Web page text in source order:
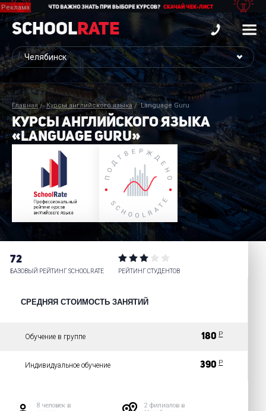
School Rate
Главная Курсы английского языка Language Guru
КУРСЫ АНГЛИЙСКОГО ЯЗЫКА
«LANGUAGE GURU»
72
БАЗОВЫЙ РЕЙТИНГ SCHOOLRATE РЕЙТИНГ СТУДЕНТОВ
СРЕДНЯЯ СТОИМОСТЬ ЗАНЯТИЙ
Обучение в группе 180 Р
Индивидуальное обучение 390 Р
8 человек в
2 филиалов в